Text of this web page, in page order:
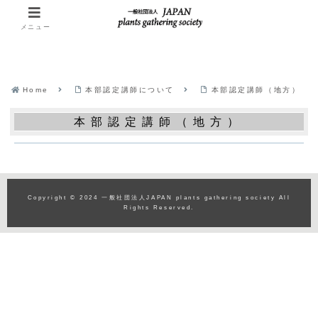
Home 本部認定講師について 本部認定講師（地方）
本部認定講師（地方）
Copyright © 2024 一般社団法人JAPAN plants gathering society All
Rights Reserved.
メニュー